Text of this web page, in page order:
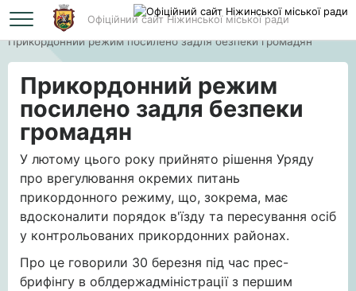
Офіційний сайт Ніжинської міської ради
Головна
Прикордонний режим посилено задля безпеки громадян
Прикордонний режим
посилено задля безпеки
громадян
У лютому цього року прийнято рішення Уряду
про врегулювання окремих питань
прикордонного режиму, що, зокрема, має
вдосконалити порядок в'їзду та пересування осіб
у контрольованих прикордонних районах.
Про це говорили 30 березня під час прес-
брифінгу в облдержадміністрації з першим